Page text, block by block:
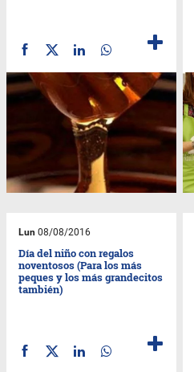
Lun 08/08/2016
Día del niño con regalos
noventosos (Para los más
peques y los más grandecitos
también)